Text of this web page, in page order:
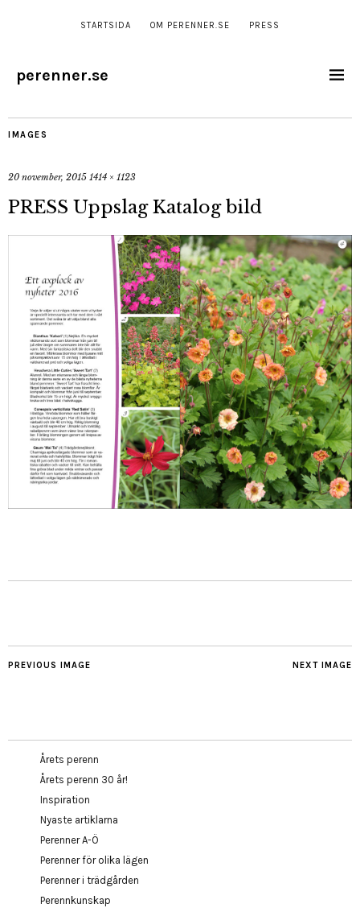
STARTSIDA OM PERENNER.SE PRESS
perenner.se
IMAGES
20 november, 2015 1414 × 1123
PRESS Uppslag Katalog bild
NEXT IMAGE
PREVIOUS IMAGE
Årets perenn
Årets perenn 30 år!
Inspiration
Nyaste artiklarna
Perenner A-Ö
Perenner för olika lägen
Perenner i trädgården
Perennkunskap